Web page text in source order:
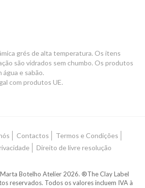
grés de alta temperatura. Os itens
são vidrados sem chumbo. Os produtos
água e sabão.
com produtos UE.
Contactos
Termos e Condições
Direito de livre resolução
Botelho Atelier 2026. ®️The Clay Label
reservados. Todos os valores incluem IVA à